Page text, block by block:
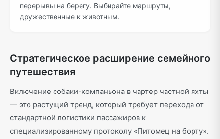
перерывы на берегу. Выбирайте маршруты,
дружественные к животным.
Стратегическое расширение семейного
путешествия
Включение собаки-компаньона в чартер частной яхты
— это растущий тренд, который требует перехода от
стандартной логистики пассажиров к
специализированному протоколу «Питомец на борту».